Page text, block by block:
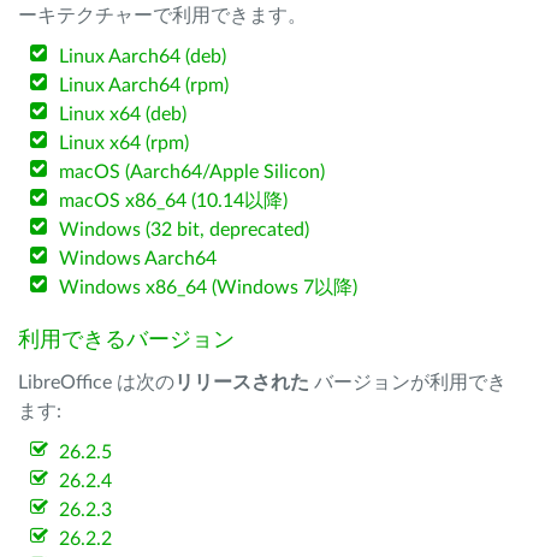
ーキテクチャーで利用できます。
Linux Aarch64 (deb)
Linux Aarch64 (rpm)
Linux x64 (deb)
Linux x64 (rpm)
macOS (Aarch64/Apple Silicon)
macOS x86_64 (10.14以降)
Windows (32 bit, deprecated)
Windows Aarch64
Windows x86_64 (Windows 7以降)
利用できるバージョン
LibreOffice は次のリリースされた バージョンが利用でき
ます:
26.2.5
26.2.4
26.2.3
26.2.2